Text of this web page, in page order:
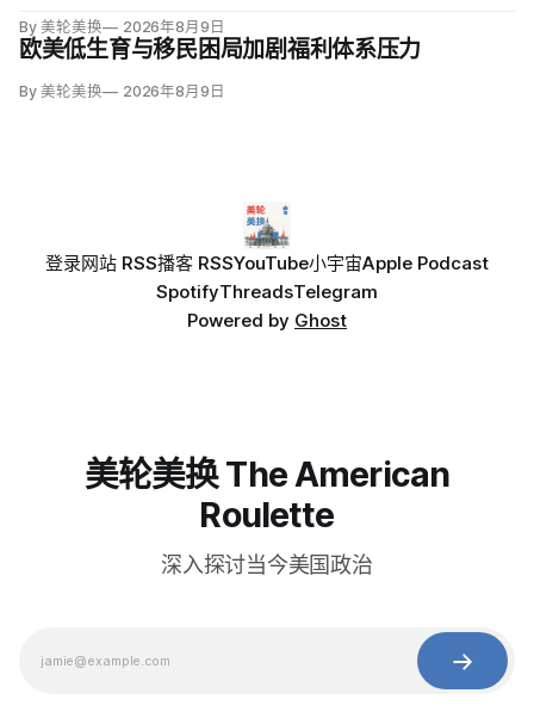
冲动；
By 美轮美换 2026年8月9日
欧美低生育与移民困局加剧福利体系压力
By 美轮美换 2026年8月9日
登录网站 RSS播客 RSSYouTube小宇宙Apple Podcast
SpotifyThreadsTelegram
Powered by Ghost
美轮美换 The American
Roulette
深入探讨当今美国政治